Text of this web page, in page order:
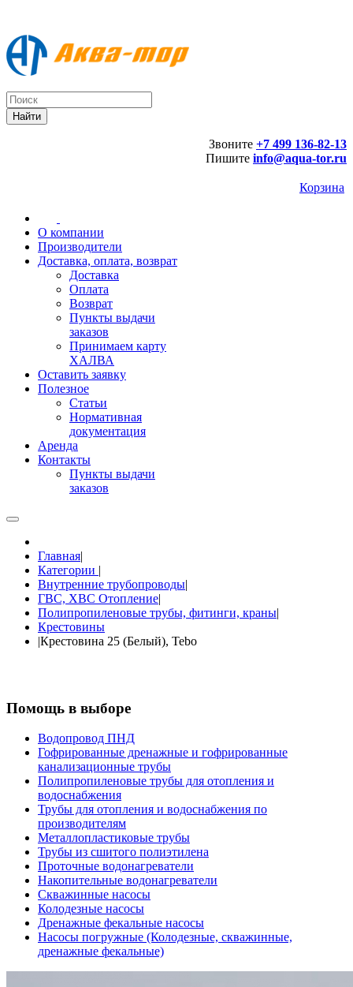
Звоните +7 499 136-82-13
Пишите info@aqua-tor.ru
Корзина
О компании
Производители
Доставка, оплата, возврат
Доставка
Оплата
Возврат
Пункты выдачи
заказов
Принимаем карту
ХАЛВА
Оставить заявку
Полезное
Статьи
Нормативная
документация
Аренда
Контакты
Пункты выдачи
заказов
Главная|
Категории |
Внутренние трубопроводы|
ГВС, ХВС Отопление|
Полипропиленовые трубы, фитинги, краны|
Крестовины
|Крестовина 25 (Белый), Tebo
Помощь в выборе
Водопровод ПНД
Гофрированные дренажные и гофрированные
канализационные трубы
Полипропиленовые трубы для отопления и
водоснабжения
Трубы для отопления и водоснабжения по
производителям
Металлопластиковые трубы
Трубы из сшитого полиэтилена
Проточные водонагреватели
Накопительные водонагреватели
Скважинные насосы
Колодезные насосы
Дренажные фекальные насосы
Насосы погружные (Колодезные, скважинные,
дренажные фекальные)